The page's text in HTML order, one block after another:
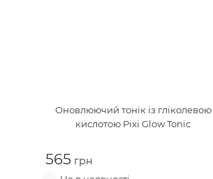
Оновлюючий тонік із гліколевою
кислотою Pixi Glow Tonic
565